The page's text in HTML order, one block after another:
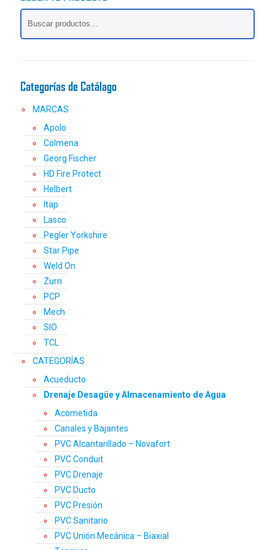
opciones
página
producto
Categorías de Catálago
MARCAS
Apolo
Colmena
Georg Fischer
HD Fire Protect
Helbert
Itap
Lasco
Pegler Yorkshire
Star Pipe
Weld On
Zurn
PCP
Mech
SIO
TCL
CATEGORÍAS
Acueducto
Drenaje Desagüe y Almacenamiento de Agua
Acometida
Canales y Bajantes
PVC Alcantarillado – Novafort
PVC Conduit
PVC Drenaje
PVC Ducto
PVC Presión
PVC Sanitario
PVC Unión Mecánica – Biaxial